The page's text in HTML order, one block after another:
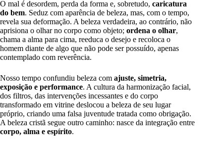
O mal é desordem, perda da forma e, sobretudo, caricatura
do bem. Seduz com aparência de beleza, mas, com o tempo,
revela sua deformação. A beleza verdadeira, ao contrário, não
aprisiona o olhar no corpo como objeto; ordena o olhar,
chama a alma para cima, reeduca o desejo e recoloca o
homem diante de algo que não pode ser possuído, apenas
contemplado com reverência.
Nosso tempo confundiu beleza com ajuste, simetria,
exposição e performance. A cultura da harmonização facial,
dos filtros, das intervenções incessantes e do corpo
transformado em vitrine deslocou a beleza de seu lugar
próprio, criando uma falsa juventude tratada como obrigação.
A beleza cristã segue outro caminho: nasce da integração entre
corpo, alma e espírito.